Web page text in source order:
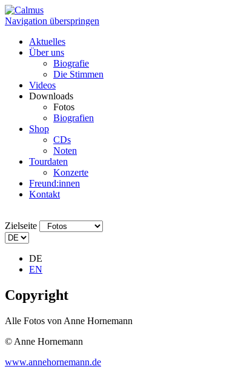
Navigation überspringen
Aktuelles
Über uns
Biografie
Die Stimmen
Videos
Downloads
Fotos
Biografien
Shop
CDs
Noten
Tourdaten
Konzerte
Freund:innen
Kontakt
Zielseite
DE
EN
Copyright
Alle Fotos von Anne Hornemann
© Anne Hornemann
www.annehornemann.de